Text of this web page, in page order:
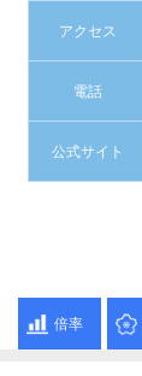
アクセス
電話
公式サイト
倍率